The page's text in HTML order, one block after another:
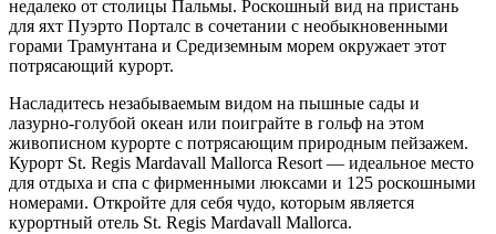
ИСКУССТВО И КУЛЬТУРА
пляжный ОТДЫХ
городской туризм
КОРПОРАТИВНЫЕ КАНИКУЛЫ
СЕМЕЙНЫЕ ТУРЫ
свадебные туры
ЛЕЧЕБНО-ОЗДОРОВИТЕЛЬНЫЙ ТУРИЗМ
САФАРИ-ПУТЕШЕСТВИЯ
ГОРНОЛЫЖНЫЙ ТУРИЗМ
недалеко от столицы Пальмы. Роскошный вид на пристань
для яхт Пуэрто Порталс в сочетании с необыкновенными
горами Трамунтана и Средиземным морем окружает этот
потрясающий курорт.
Насладитесь незабываемым видом на пышные сады и
лазурно-голубой океан или поиграйте в гольф на этом
живописном курорте с потрясающим природным пейзажем.
Курорт St. Regis Mardavall Mallorca Resort — идеальное место
для отдыха и спа с фирменными люксами и 125 роскошными
номерами. Откройте для себя чудо, которым является
курортный отель St. Regis Mardavall Mallorca.